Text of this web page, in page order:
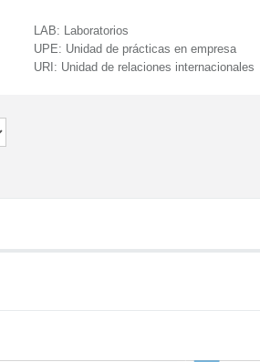
LAB: Laboratorios
UPE: Unidad de prácticas en empresa
URI: Unidad de relaciones internacionales